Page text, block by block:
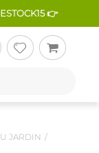
👉
JARDIN